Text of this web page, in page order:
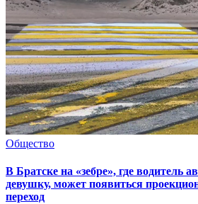
Общество
В Братске на «зебре», где водитель
девушку, может появиться
переход